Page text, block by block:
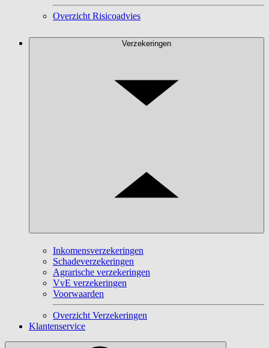
Overzicht Risicoadvies
Verzekeringen
Inkomensverzekeringen
Schadeverzekeringen
Agrarische verzekeringen
VvE verzekeringen
Voorwaarden
Overzicht Verzekeringen
Klantenservice